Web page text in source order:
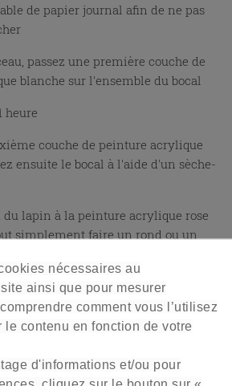
de papier journal afin de ne pas
passez une première couche de
blanche sur l'ensemble du bocal
heure
couche de peinture acrylique
ensuite le bocal à l'aide d'un sèche-
du lapin à la peinture acrylique rose
simplement faire un rond ou un
le museau et même les
la peinture noire
faites les pattes au feutre rose,
dessinez les oreilles (forme
nécessaires au
ainsi que pour mesurer
comment vous l’utilisez
le contenu en fonction de votre
d'informations et/ou pour